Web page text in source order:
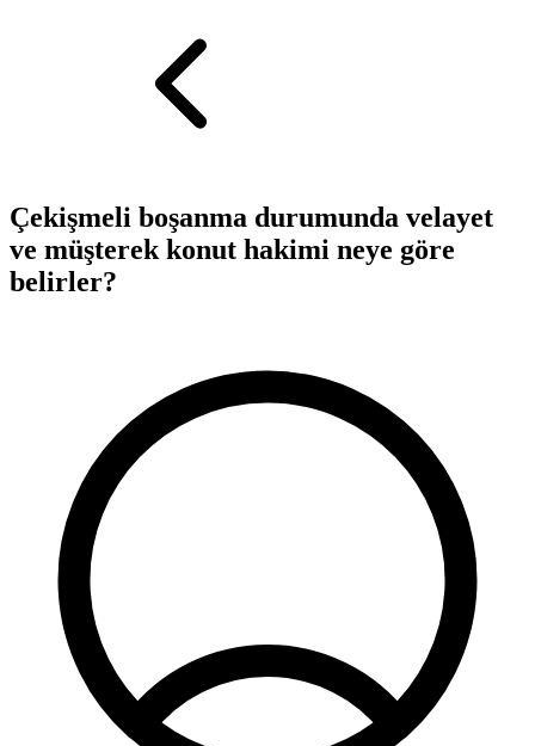
Çekişmeli boşanma durumunda velayet
ve müşterek konut hakimi neye göre
belirler?